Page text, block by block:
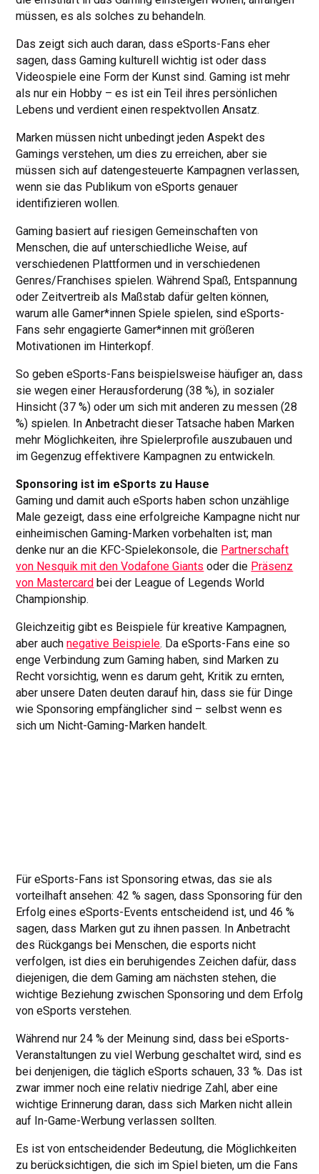
müssen, es als solches zu behandeln.
Das zeigt sich auch daran, dass eSports-Fans eher
sagen, dass Gaming kulturell wichtig ist oder dass
Videospiele eine Form der Kunst sind. Gaming ist mehr
als nur ein Hobby – es ist ein Teil ihres persönlichen
Lebens und verdient einen respektvollen Ansatz.
Marken müssen nicht unbedingt jeden Aspekt des
Gamings verstehen, um dies zu erreichen, aber sie
müssen sich auf datengesteuerte Kampagnen verlassen,
wenn sie das Publikum von eSports genauer
identifizieren wollen.
Gaming basiert auf riesigen Gemeinschaften von
Menschen, die auf unterschiedliche Weise, auf
verschiedenen Plattformen und in verschiedenen
Genres/Franchises spielen. Während Spaß, Entspannung
oder Zeitvertreib als Maßstab dafür gelten können,
warum alle Gamer*innen Spiele spielen, sind eSports-
Fans sehr engagierte Gamer*innen mit größeren
Motivationen im Hinterkopf.
So geben eSports-Fans beispielsweise häufiger an, dass
sie wegen einer Herausforderung (38 %), in sozialer
Hinsicht (37 %) oder um sich mit anderen zu messen (28
%) spielen. In Anbetracht dieser Tatsache haben Marken
mehr Möglichkeiten, ihre Spielerprofile auszubauen und
im Gegenzug effektivere Kampagnen zu entwickeln.
Sponsoring ist im eSports zu Hause
Gaming und damit auch eSports haben schon unzählige
Male gezeigt, dass eine erfolgreiche Kampagne nicht nur
einheimischen Gaming-Marken vorbehalten ist; man
denke nur an die KFC-Spielekonsole, die Partnerschaft
von Nesquik mit den Vodafone Giants oder die Präsenz
von Mastercard bei der League of Legends World
Championship.
Gleichzeitig gibt es Beispiele für kreative Kampagnen,
aber auchnegative Beispiele. Da eSports-Fans eine so
enge Verbindung zum Gaming haben, sind Marken zu
Recht vorsichtig, wenn es darum geht, Kritik zu ernten,
aber unsere Daten deuten darauf hin, dass sie für Dinge
wie Sponsoring empfänglicher sind – selbst wenn es
sich um Nicht-Gaming-Marken handelt.
Für eSports-Fans ist Sponsoring etwas, das sie als
vorteilhaft ansehen: 42 % sagen, dass Sponsoring für den
Erfolg eines eSports-Events entscheidend ist, und 46 %
sagen, dass Marken gut zu ihnen passen. In Anbetracht
des Rückgangs bei Menschen, die esports nicht
verfolgen, ist dies ein beruhigendes Zeichen dafür, dass
diejenigen, die dem Gaming am nächsten stehen, die
wichtige Beziehung zwischen Sponsoring und dem Erfolg
von eSports verstehen.
Während nur 24 % der Meinung sind, dass bei eSports-
Veranstaltungen zu viel Werbung geschaltet wird, sind es
bei denjenigen, die täglich eSports schauen, 33 %. Das ist
zwar immer noch eine relativ niedrige Zahl, aber eine
wichtige Erinnerung daran, dass sich Marken nicht allein
auf In-Game-Werbung verlassen sollten.
Es ist von entscheidender Bedeutung, die Möglichkeiten
zu berücksichtigen, die sich im Spiel bieten, um die Fans